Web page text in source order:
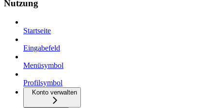
Nutzung
Startseite
Eingabefeld
Menüsymbol
Profilsymbol
Konto verwalten